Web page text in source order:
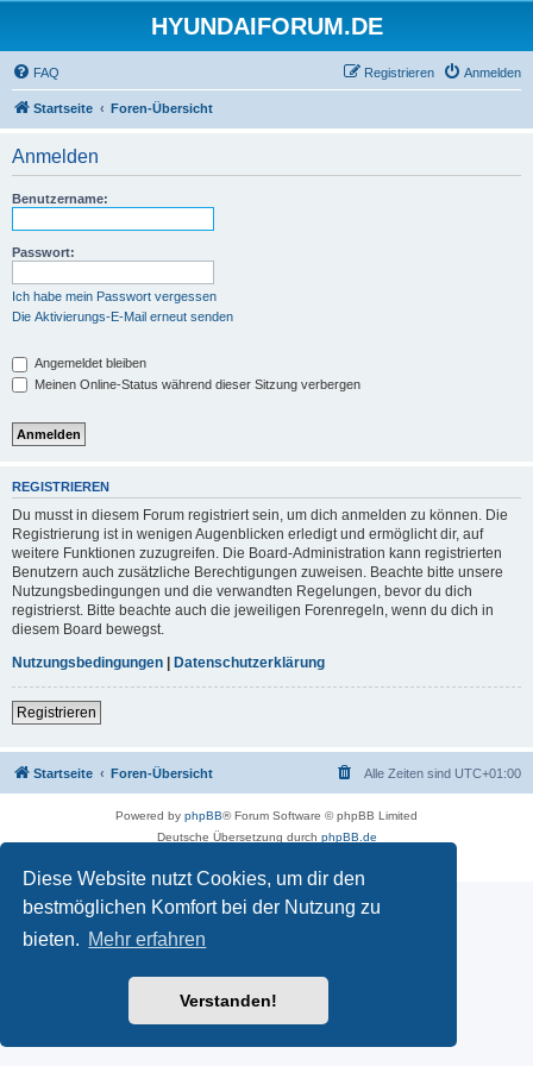
Diese Website nutzt Cookies, um dir den
bestmöglichen Komfort bei der Nutzung zu
bieten. Mehr erfahren
Verstanden!
HYUNDAIFORUM.DE
FAQ Anmelden
Registrieren
Startseite Foren-Übersicht
Anmelden
Benutzername:
Passwort:
Ich habe mein Passwort vergessen
Die Aktivierungs-E-Mail erneut senden
Angemeldet bleiben
Meinen Online-Status während dieser Sitzung verbergen
REGISTRIEREN
Du musst in diesem Forum registriert sein, um dich anmelden zu können. Die
Registrierung ist in wenigen Augenblicken erledigt und ermöglicht dir, auf
weitere Funktionen zuzugreifen. Die Board-Administration kann registrierten
Benutzern auch zusätzliche Berechtigungen zuweisen. Beachte bitte unsere
Nutzungsbedingungen und die verwandten Regelungen, bevor du dich
registrierst. Bitte beachte auch die jeweiligen Forenregeln, wenn du dich in
diesem Board bewegst.
Nutzungsbedingungen | Datenschutzerklärung
Registrieren
Startseite Foren-Übersicht Alle Zeiten sind UTC+01:00
Powered by phpBB® Forum Software © phpBB Limited
Deutsche Übersetzung durch phpBB.de